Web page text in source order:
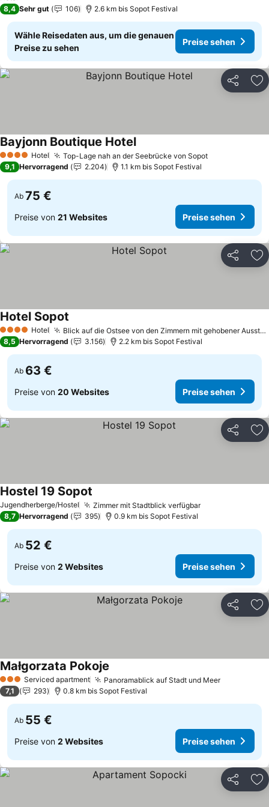
8,4 Sehr gut 106 2.6 km bis Sopot Festival
Wähle Reisedaten aus, um die genauen
Preise zu sehen
Preise sehen
Teilen
4 Sterne Hotel Top-Lage nah an der Seebrücke von SopotPreise sehen
Bayjonn Boutique HotelPreise sehen
9,1 Hervorragend 2.204 1.1 km bis Sopot Festival
Ab 75 €
Preise von 21 Websites Preise sehen
Teilen
4 Sterne Hotel Blick auf die Ostsee von den Zimmern mit gehobener Ausstattung
Hotel Sopot
8,5 Hervorragend 3.156 2.2 km bis Sopot Festival
Ab 63 €
Preise von 20 Websites Preise sehen
Teilen
Jugendherberge/Hostel Zimmer mit Stadtblick verfügbarPreise sehen
Hostel 19 Sopot
8,7 Hervorragend 395 0.9 km bis Sopot Festival
Ab 52 €
Preise von 2 Websites Preise sehen
Teilen
3 SterneServiced apartment Panoramablick auf Stadt und MeerPreise
Małgorzata Pokoje
7,1 293 0.8 km bis Sopot Festival
Ab 55 €
Preise von 2 Websites Preise sehen
Teilen